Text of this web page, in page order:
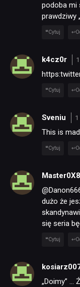
podoba mi
prawdziwy
Cytuj
k4cz0r
Cytuj
Sveniu
This is
Cytuj
Master0X8
dużo że
się seria
Cytuj
„Doimy” …